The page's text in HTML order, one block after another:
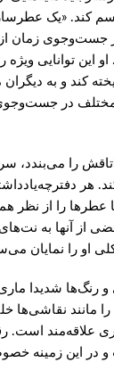
کند. «یک
جست‌وجوی زمان
توانایی ویژه
کند و به
مختلف در
را می‌بندد،
هر
عطرها را از نظر
از آنها به نت‌های
او را نمایان
رنگ‌ها شدیدا
مانند نقاشی‌ها
علاقه‌مند است.
در این زمینه